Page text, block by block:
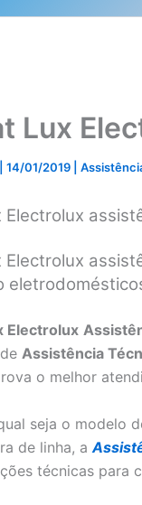
Lux
14/01/2019
Electrolux
Electrolux
Electrolux
Assistência
o melhor
seja o modelo
de linha, a
técnicas para